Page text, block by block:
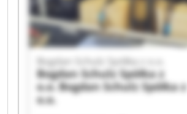
Bogdan Schulz Spółka z o.o.
Bogdan Schulz Spółka z
o.o. Bogdan Schulz Spółka z
o.o.